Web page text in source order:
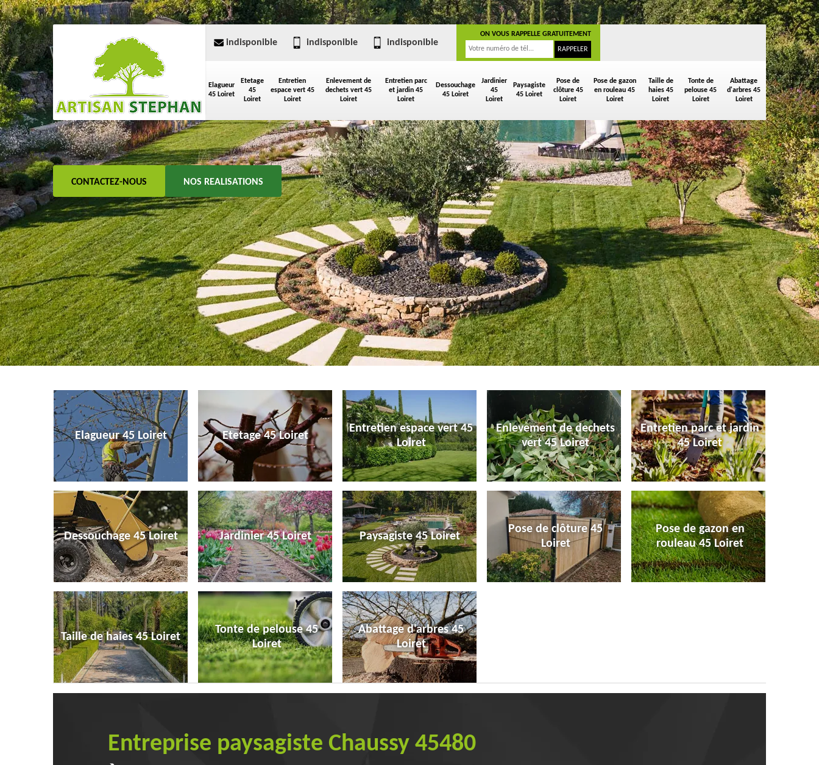
Elagueur
45 Loiret
Etetage
45
Loiret
Entretien
espace vert 45
Loiret
Enlevement de
dechets vert 45
Loiret
Entretien parc
et jardin 45
Loiret
Dessouchage
45 Loiret
Jardinier
45
Loiret
Paysagiste
45 Loiret
Pose de
clôture 45
Loiret
Pose de gazon
en rouleau 45
Loiret
Taille de
haies 45
Loiret
Tonte de
pelouse 45
Loiret
Abattage
d'arbres 45
Loiret
indisponible indisponible indisponible
ON VOUS RAPPELLE GRATUITEMENT
CONTACTEZ-NOUS NOS REALISATIONS
Elagueur 45 Loiret Etetage 45 Loiret
Entretien espace vert 45
Loiret
Enlevement de dechets
vert 45 Loiret
Entretien parc et jardin
45 Loiret
Dessouchage 45 Loiret Jardinier 45 Loiret Paysagiste 45 Loiret
Pose de clôture 45
Loiret
Pose de gazon en
rouleau 45 Loiret
Taille de haies 45 Loiret
Tonte de pelouse 45
Loiret
Abattage d'arbres 45
Loiret
Entreprise paysagiste Chaussy 45480